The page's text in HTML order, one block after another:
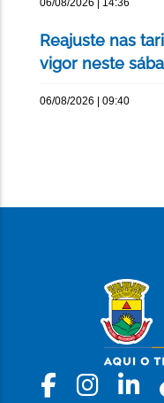
06/08/2026 | 14:36
Reajuste nas
vigor neste
06/08/2026 | 09:40